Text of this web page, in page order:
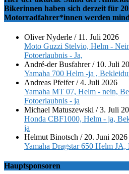
Bikerinnen haben sich derzeit für
Motorradfahrer*innen werden
Oliver Nyderle / 11. Juli 2026
Moto Guzzi Stelvio, Helm -
Fotoerlaubnis - Ja,
André-der Busfahrer/ 10. Juli
Yamaha 700 Helm -ja ,
Andreas Pfeifer/4. Juli 2026
Yamaha MT 07, Helm - nein,
Fotoerlaubnis - ja
Michael Matuszewski /3. Juli
Honda CBF1000, Helm - ja,
ja
Helmut Binotsch / 20. Juni 2026
Yamaha Dragstar 650 Helm
Hauptsponsoren